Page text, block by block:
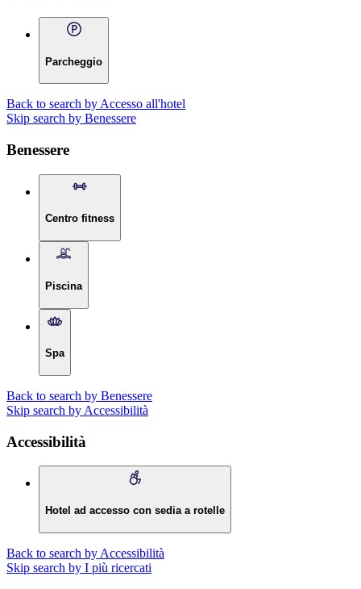
Parcheggio
Back to search by Accesso all'hotel
Skip search by Benessere
Benessere
Centro fitness
Piscina
Spa
Back to search by Benessere
Skip search by Accessibilità
Accessibilità
Hotel ad accesso con sedia a rotelle
Back to search by Accessibilità
Skip search by I più ricercati